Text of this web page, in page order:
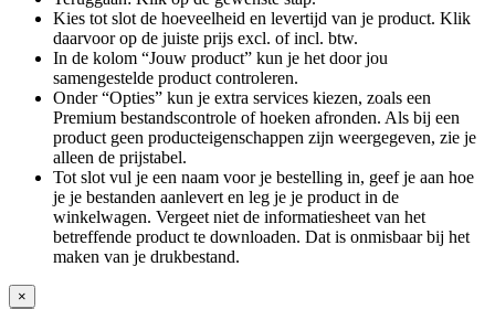
Kies tot slot de hoeveelheid en levertijd van je product. Klik
daarvoor op de juiste prijs excl. of incl. btw.
In de kolom “Jouw product” kun je het door jou
samengestelde product controleren.
Onder “Opties” kun je extra services kiezen, zoals een
Premium bestandscontrole of hoeken afronden. Als bij een
product geen producteigenschappen zijn weergegeven, zie je
alleen de prijstabel.
Tot slot vul je een naam voor je bestelling in, geef je aan hoe
je je bestanden aanlevert en leg je je product in de
winkelwagen. Vergeet niet de informatiesheet van het
betreffende product te downloaden. Dat is onmisbaar bij het
maken van je drukbestand.
×